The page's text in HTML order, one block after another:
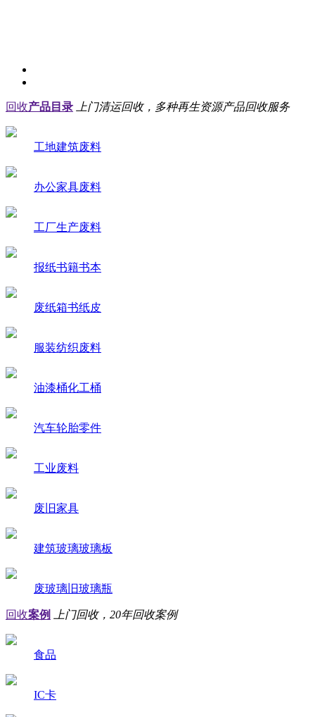
回收产品目录 上门清运回收，多种再生资源产品回收服务
工地建筑废料
办公家具废料
工厂生产废料
报纸书籍书本
废纸箱书纸皮
服装纺织废料
油漆桶化工桶
汽车轮胎零件
工业废料
废旧家具
建筑玻璃玻璃板
废玻璃旧玻璃瓶
回收案例 上门回收，20年回收案例
食品
IC卡